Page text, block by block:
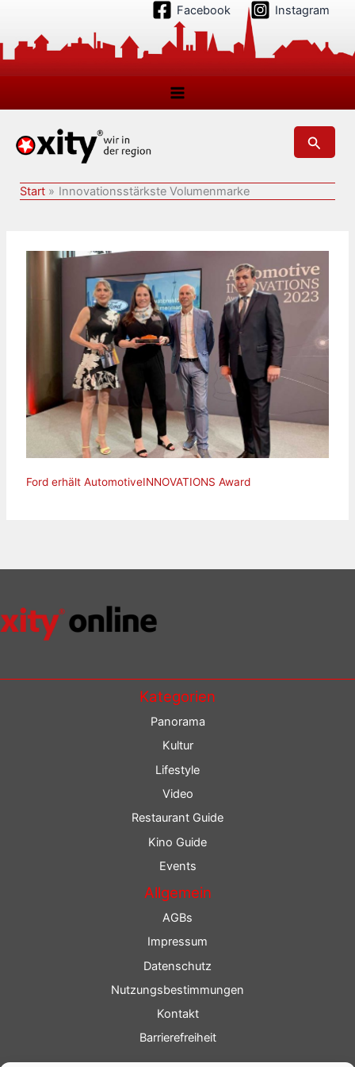
springen
Facebook Instagram
Suchen
Start Innovationsstärkste Volumenmarke
Ford erhält AutomotiveINNOVATIONS Award
Kategorien
Panorama
Kultur
Lifestyle
Video
Restaurant Guide
Kino Guide
Events
Allgemein
AGBs
Impressum
Datenschutz
Nutzungsbestimmungen
Kontakt
Barrierefreiheit